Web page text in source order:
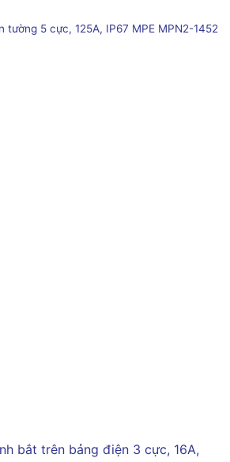
tường 5 cực, 125A, IP67 MPE MPN2-1452